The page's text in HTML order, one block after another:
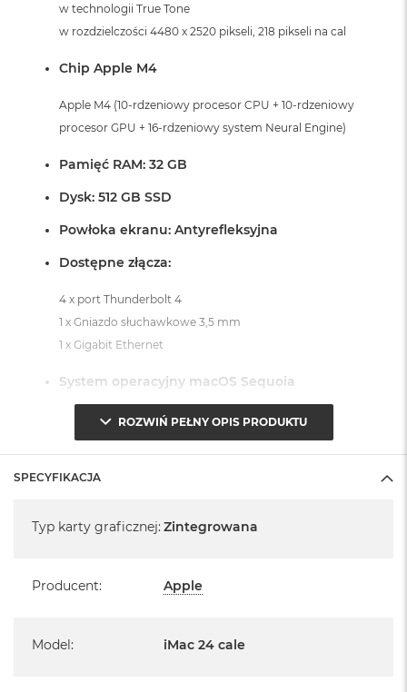
w technologii True Tone
w rozdzielczości 4480 x 2520 pikseli, 218 pikseli na cal
Chip Apple M4
Apple M4 (10-rdzeniowy procesor CPU + 10-rdzeniowy
procesor GPU + 16-rdzeniowy system Neural Engine)
Pamięć RAM: 32 GB
Dysk: 512 GB SSD
Powłoka ekranu: Antyrefleksyjna
Dostępne złącza:
4 x port Thunderbolt 4
1 x Gniazdo słuchawkowe 3,5 mm
1 x Gigabit Ethernet
System operacyjny macOS Sequoia
- lub nowszy, z darmową aktualizacją.
Informacje o produkcie:
Posiada pełną, 12 miesięczną gwarancję
ROZWIŃ PEŁNY OPIS PRODUKTU
SPECYFIKACJA
Typ karty graficznej: Zintegrowana
Producent: Apple
Model: iMac 24 cale